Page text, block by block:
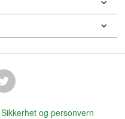
Sikkerhet og personvern